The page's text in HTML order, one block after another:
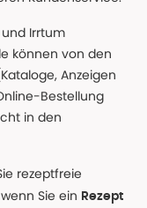
und Irrtum
können von den
Anzeigen
Bestellung
in den
rezeptfreie
Sie ein Rezept